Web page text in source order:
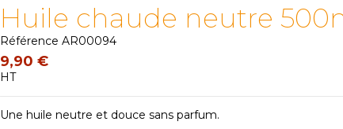
Huile chaude neutre
Référence AR00094
9,90 €
HT
Une huile neutre et douce sans parfum.